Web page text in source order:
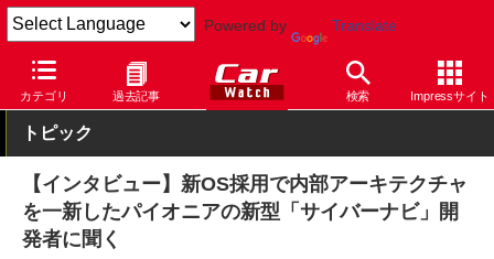
Powered by Translate
カテゴリ 過去記事 検索 Impressサイト
Car Watch ナビ パイオニア サイバーナビ
トピック
【インタビュー】新OS採用で内部アーキテクチャ
を一新したパイオニアの新型「サイバーナビ」開
発者に聞く